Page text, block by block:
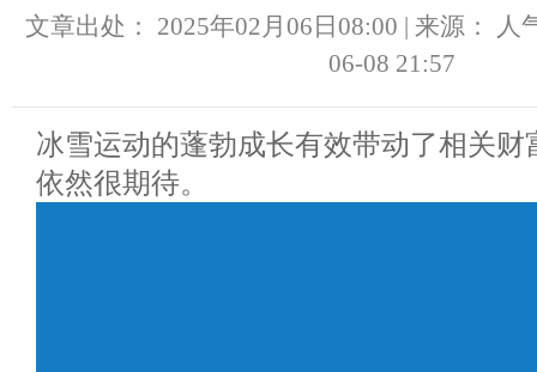
文章出处： 2025年02月06日08:00 | 来源：
人
06-08 21:57
冰雪运动的蓬勃成长有效带动了相关
依然很期待。